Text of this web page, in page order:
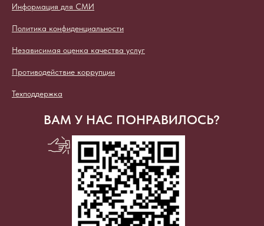
Информация для СМИ
Политика конфиденциальности
Независимая оценка качества услуг
Противодействие коррупции
ВАМ У НАС ПОНРАВИЛОСЬ?
Техподдержка